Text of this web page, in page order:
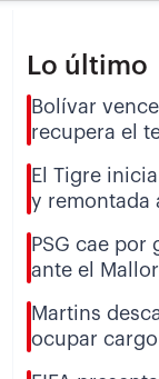
Lo último
Bolívar
recupera el
El Tigre
y remontada
PSG cae
ante el
Martins
ocupar